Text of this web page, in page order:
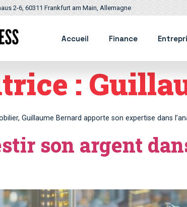
2-6, 60311 Frankfurt am Main, Allemagne
Accueil Finance
:
Guillaume Bernard apporte son expertise dans
son argent